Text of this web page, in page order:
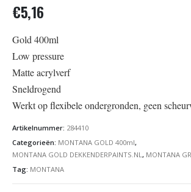
€5,16
Gold 400ml
Low pressure
Matte acrylverf
Sneldrogend
Werkt op flexibele ondergronden, geen
Artikelnummer: 284410
Categorieën: MONTANA GOLD 400ml,
MONTANA GOLD DEKKENDERPAINTS.NL , MONTANA
Tag: MONTANA